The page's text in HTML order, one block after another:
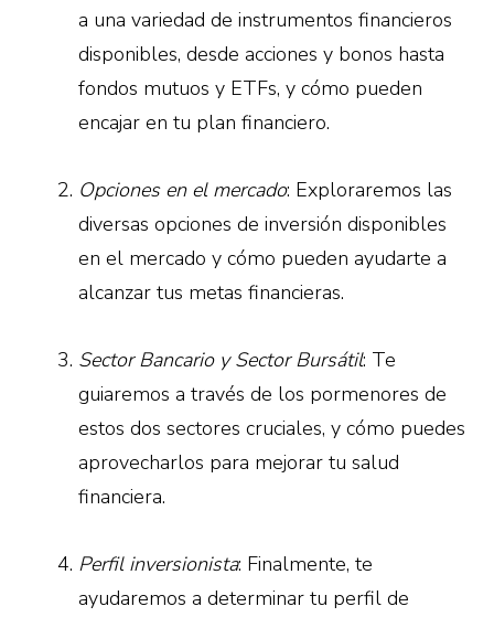
a una variedad de instrumentos financieros
disponibles, desde acciones y bonos hasta
fondos mutuos y ETFs, y cómo pueden
encajar en tu plan financiero.
Opciones en el mercado: Exploraremos las
diversas opciones de inversión disponibles
en el mercado y cómo pueden ayudarte a
alcanzar tus metas financieras.
Sector Bancario y Sector Bursátil: Te
guiaremos a través de los pormenores de
estos dos sectores cruciales, y cómo puedes
aprovecharlos para mejorar tu salud
financiera.
Perfil inversionista: Finalmente, te
ayudaremos a determinar tu perfil de